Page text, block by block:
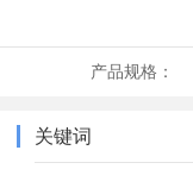
产品规格：
关键词